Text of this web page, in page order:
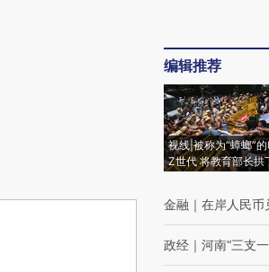
编辑推荐
视线|被称为“蟑螂”
Z世代 将教育部长拱
金融 ｜ 在岸人民币
政经 ｜ 河南“三支